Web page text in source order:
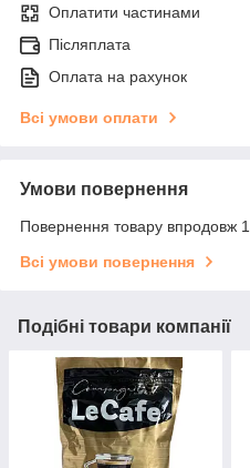
Оплатити частинами
Післяплата
Оплата на рахунок
Всі умови оплати
Умови повернення
Повернення товару впродовж
Всі умови повернення
Подібні товари компанії